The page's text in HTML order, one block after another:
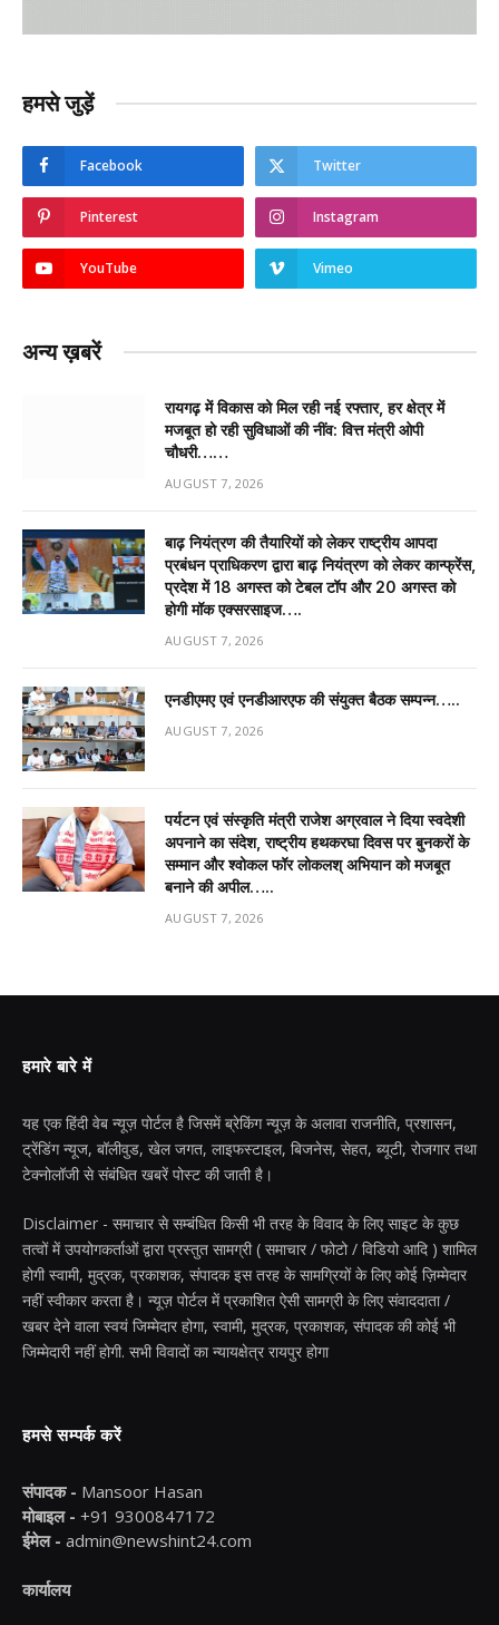
हमसे जुड़ें
Facebook Twitter
Pinterest Instagram
YouTube Vimeo
अन्य ख़बरें
रायगढ़ में विकास को मिल रही नई रफ्तार, हर क्षेत्र में
मजबूत हो रही सुविधाओं की नींव: वित्त मंत्री ओपी
चौधरी……
AUGUST 7, 2026
बाढ़ नियंत्रण की तैयारियों को लेकर राष्ट्रीय आपदा
प्रबंधन प्राधिकरण द्वारा बाढ़ नियंत्रण को लेकर कान्फ्रेंस,
प्रदेश में 18 अगस्त को टेबल टॉप और 20 अगस्त को
होगी मॉक एक्सरसाइज….
AUGUST 7, 2026
एनडीएमए एवं एनडीआरएफ की संयुक्त बैठक सम्पन्न…..
AUGUST 7, 2026
पर्यटन एवं संस्कृति मंत्री राजेश अग्रवाल ने दिया स्वदेशी
अपनाने का संदेश, राष्ट्रीय हथकरघा दिवस पर बुनकरों के
सम्मान और श्वोकल फॉर लोकलश् अभियान को मजबूत
बनाने की अपील…..
AUGUST 7, 2026
हमारे बारे में
यह एक हिंदी वेब न्यूज़ पोर्टल है जिसमें ब्रेकिंग न्यूज़ के अलावा राजनीति, प्रशासन,
ट्रेंडिंग न्यूज, बॉलीवुड, खेल जगत, लाइफस्टाइल, बिजनेस, सेहत, ब्यूटी, रोजगार तथा
टेक्नोलॉजी से संबंधित खबरें पोस्ट की जाती है।
Disclaimer - समाचार से सम्बंधित किसी भी तरह के विवाद के लिए साइट के कुछ
तत्वों में उपयोगकर्ताओं द्वारा प्रस्तुत सामग्री ( समाचार / फोटो / विडियो आदि ) शामिल
होगी स्वामी, मुद्रक, प्रकाशक, संपादक इस तरह के सामग्रियों के लिए कोई ज़िम्मेदार
नहीं स्वीकार करता है। न्यूज़ पोर्टल में प्रकाशित ऐसी सामग्री के लिए संवाददाता /
खबर देने वाला स्वयं जिम्मेदार होगा, स्वामी, मुद्रक, प्रकाशक, संपादक की कोई भी
जिम्मेदारी नहीं होगी. सभी विवादों का न्यायक्षेत्र रायपुर होगा
हमसे सम्पर्क करें
संपादक - Mansoor Hasan
मोबाइल - +91 9300847172
ईमेल - admin@newshint24.com
कार्यालय